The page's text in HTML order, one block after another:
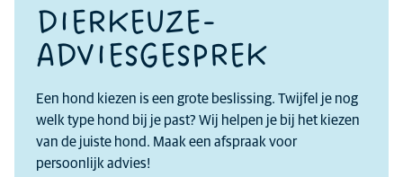
DIERKEUZE-
ADVIESGESPREK
Een hond kiezen is een grote beslissing. Twijfel je nog
welk type hond bij je past? Wij helpen je bij het kiezen
van de juiste hond. Maak een afspraak voor
persoonlijk advies!